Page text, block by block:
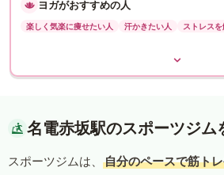
ヨガがおすすめの人
楽しく気楽に痩せたい人 汗かきたい人 ストレス
名電赤坂駅のスポーツジム
スポーツジムは、
自分のペースで筋ト